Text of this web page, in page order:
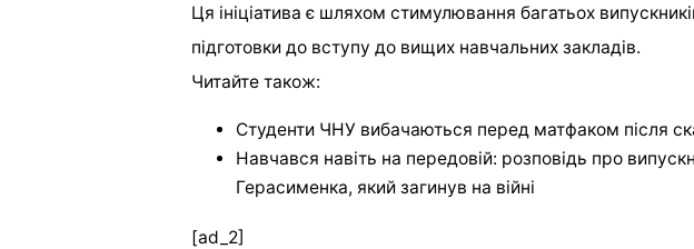
Ця ініціатива є шляхом стимулювання багатьох
підготовки до вступу до вищих навчальних закладів.
Читайте також:
Студенти ЧНУ вибачаються перед матфаком після
Навчався навіть на передовій: розповідь про
Герасименка, який загинув на війні
[ad_2]